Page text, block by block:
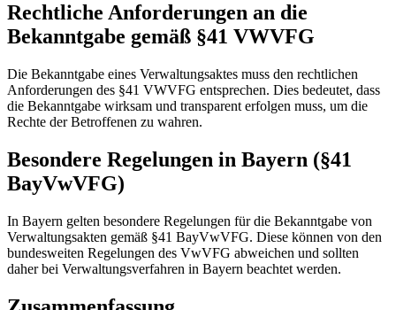
Rechtliche Anforderungen an die
Bekanntgabe gemäß §41 VWVFG
Die Bekanntgabe eines Verwaltungsaktes muss den rechtlichen
Anforderungen des §41 VWVFG entsprechen. Dies bedeutet, dass
die Bekanntgabe wirksam und transparent erfolgen muss, um die
Rechte der Betroffenen zu wahren.
Besondere Regelungen in Bayern (§41
BayVwVFG)
In Bayern gelten besondere Regelungen für die Bekanntgabe von
Verwaltungsakten gemäß §41 BayVwVFG. Diese können von den
bundesweiten Regelungen des VwVFG abweichen und sollten
daher bei Verwaltungsverfahren in Bayern beachtet werden.